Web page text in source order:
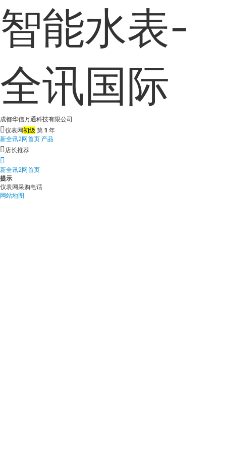
智能水表-
全讯国际
成都华信万通科技有限公司
仪表网初级 第 1 年
新全讯2网首页 产品
店长推荐
新全讯2网首页
提示
仪表网采购电话
网站地图